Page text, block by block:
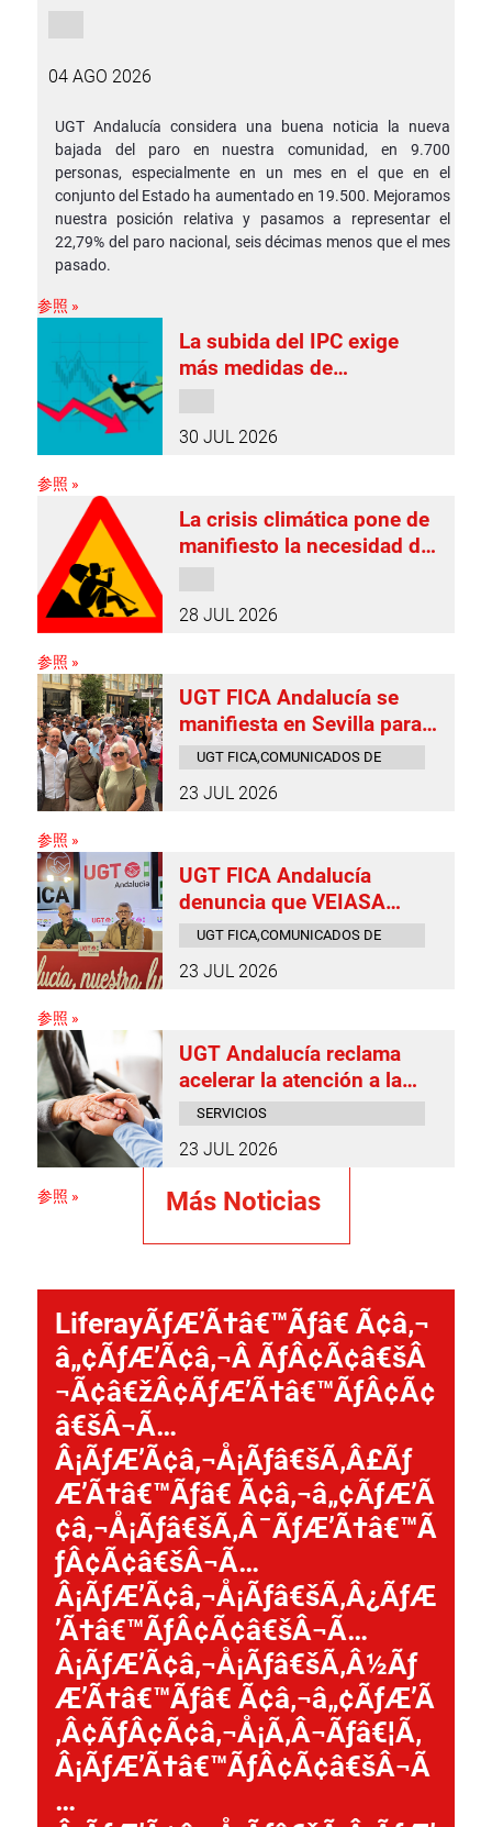
04 AGO 2026
UGT Andalucía considera una buena noticia la nueva
bajada del paro en nuestra comunidad, en 9.700
personas, especialmente en un mes en el que en el
conjunto del Estado ha aumentado en 19.500. Mejoramos
nuestra posición relativa y pasamos a representar el
22,79% del paro nacional, seis décimas menos que el mes
pasado.
参照 »
La subida del IPC exige
más medidas de
30 JUL 2026
参照 »
La crisis climática pone de
manifiesto la necesidad de
28 JUL 2026
参照 »
UGT FICA Andalucía se
manifiesta en Sevilla para
reclamar un convenio que
la plantilla de Airbus
UGT FICA,COMUNICADOS DE
23 JUL 2026
参照 »
UGT FICA Andalucía
denuncia que VEIASA
sigue incumpliendo el
meses después de su firma
UGT FICA,COMUNICADOS DE
23 JUL 2026
参照 »
UGT Andalucía reclama
acelerar la atención a la
dependencia y reducir
siguen siendo inaceptables
SERVICIOS
PRENSA
23 JUL 2026
参照 » Más Noticias
LiferayÃƒÆ’Ã†â€™Ãƒâ€ Ã¢â‚¬
â„¢ÃƒÆ’Ã¢â‚¬Â ÃƒÂ¢Ã¢â€šÂ
¬Ã¢â€žÂ¢ÃƒÆ’Ã†â€™ÃƒÂ¢Ã¢
â€šÂ¬Ã…
Â¡ÃƒÆ’Ã¢â‚¬Å¡Ãƒâ€šÃ‚Â£Ãƒ
Æ’Ã†â€™Ãƒâ€ Ã¢â‚¬â„¢ÃƒÆ’Ã
¢â‚¬Å¡Ãƒâ€šÃ‚Â¯ÃƒÆ’Ã†â€™Ã
ƒÂ¢Ã¢â€šÂ¬Ã…
Â¡ÃƒÆ’Ã¢â‚¬Å¡Ãƒâ€šÃ‚Â¿ÃƒÆ
’Ã†â€™ÃƒÂ¢Ã¢â€šÂ¬Ã…
Â¡ÃƒÆ’Ã¢â‚¬Å¡Ãƒâ€šÃ‚Â½Ãƒ
Æ’Ã†â€™Ãƒâ€ Ã¢â‚¬â„¢ÃƒÆ’Ã
‚Â¢ÃƒÂ¢Ã¢â‚¬Å¡Ã‚Â¬Ãƒâ€¦Ã‚
Â¡ÃƒÆ’Ã†â€™ÃƒÂ¢Ã¢â€šÂ¬Ã
…